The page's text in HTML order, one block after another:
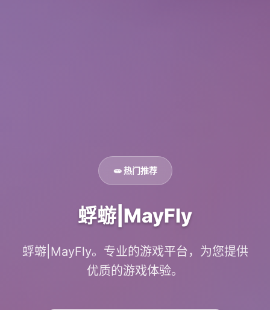
🧫 热门推荐
蜉蝣|MayFly
蜉蝣|MayFly。专业的游戏平台，为您提供
优质的游戏体验。